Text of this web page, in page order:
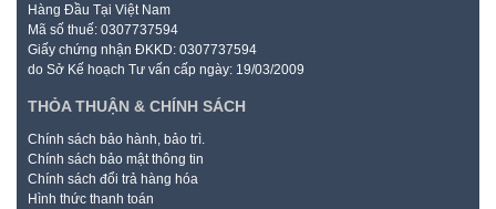
Hàng Đầu Tại Việt Nam
Mã số thuế: 0307737594
Giấy chứng nhận ĐKKD: 0307737594
do Sở Kế hoạch Tư vấn cấp ngày: 19/03/2009
THỎA THUẬN & CHÍNH SÁCH
Chính sách bảo hành, bảo trì.
Chính sách bảo mật thông tin
Chính sách đổi trả hàng hóa
Hình thức thanh toán